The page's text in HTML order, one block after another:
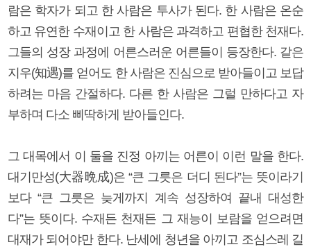
람은 학자가 되고 한 사람은 투사가 된다. 한 사람은 온순
하고 유연한 수재이고 한 사람은 과격하고 편협한 천재다.
그들의 성장 과정에 어른스러운 어른들이 등장한다. 같은
지우(知遇)를 얻어도 한 사람은 진심으로 받아들이고 보답
하려는 마음 간절하다. 다른 한 사람은 그럴 만하다고 자
부하며 다소 삐딱하게 받아들인다.
그 대목에서 이 둘을 진정 아끼는 어른이 이런 말을 한다.
대기만성(大器晩成)은 “큰 그릇은 더디 된다”는 뜻이라기
보다 “큰 그릇은 늦게까지 계속 성장하여 끝내 대성한
다”는 뜻이다. 수재든 천재든 그 재능이 보람을 얻으려면
대재가 되어야만 한다. 난세에 청년을 아끼고 조심스레 길